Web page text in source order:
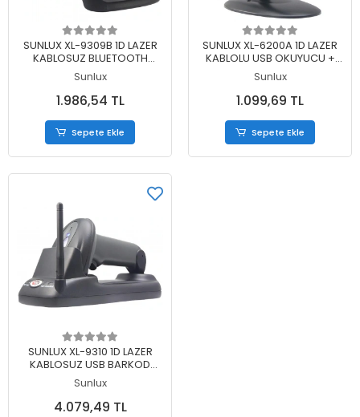
Sepete Ekle
SUNLUX XL-9309B 1D LAZER
KABLOSUZ BLUETOOTH
BARKOD OKUYUCU
Sunlux
1.986,54 TL
Sepete Ekle
Sepete Ekle
SUNLUX XL-6200A 1D LAZER
KABLOLU USB OKUYUCU +
AYAK
Sunlux
1.099,69 TL
Sepete Ekle
Sepete Ekle
SUNLUX XL-9310 1D LAZER
KABLOSUZ USB BARKOD
OKUYUCU + CRADLE
Sunlux
4.079,49 TL